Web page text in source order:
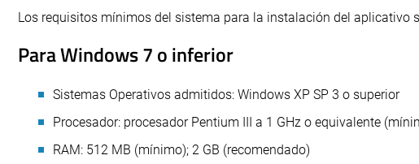
Los requisitos mínimos del sistema para la instalación del aplicativo
Para Windows 7 o inferior
Sistemas Operativos admitidos: Windows XP SP 3 o superior
Procesador: procesador Pentium III a 1 GHz o equivalente
RAM: 512 MB (mínimo); 2 GB (recomendado)